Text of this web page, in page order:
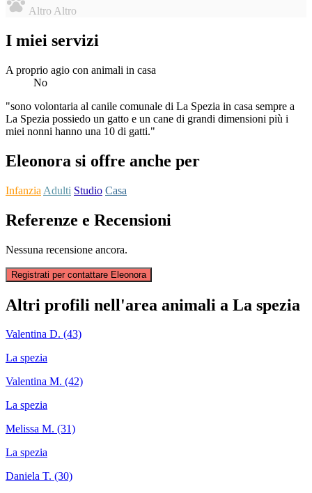
Altro Altro
I miei servizi
A proprio agio con animali in casa
No
"sono volontaria al canile comunale di La Spezia in casa sempre a
La Spezia possiedo un gatto e un cane di grandi dimensioni più i
miei nonni hanno una 10 di gatti."
Eleonora si offre anche per
Infanzia Adulti Studio Casa
Referenze e Recensioni
Nessuna recensione ancora.
Registrati per contattare Eleonora
Altri profili nell'area animali a La spezia
Valentina D. (43)
La spezia
Valentina M. (42)
La spezia
Melissa M. (31)
La spezia
Daniela T. (30)